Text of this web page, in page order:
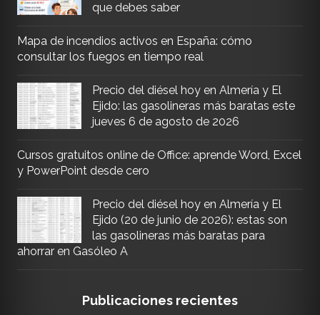
que debes saber
Mapa de incendios activos en España: cómo
consultar los fuegos en tiempo real
Precio del diésel hoy en Almería y El
Ejido: las gasolineras más baratas este
jueves 6 de agosto de 2026
Cursos gratuitos online de Office: aprende Word, Excel
y PowerPoint desde cero
Precio del diésel hoy en Almería y El
Ejido (20 de junio de 2026): estas son
las gasolineras más baratas para
ahorrar en Gasóleo A
Publicaciones recientes